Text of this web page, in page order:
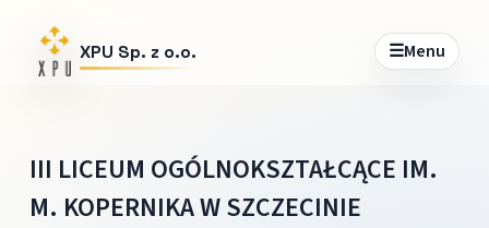
XPU Sp. z o.o. ☰Menu
III LICEUM OGÓLNOKSZTAŁCĄCE IM.
M. KOPERNIKA W SZCZECINIE